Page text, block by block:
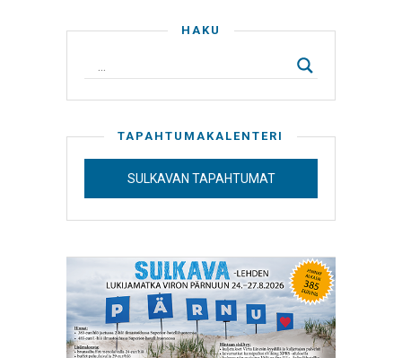
HAKU
TAPAHTUMAKALENTERI
SULKAVAN TAPAHTUMAT